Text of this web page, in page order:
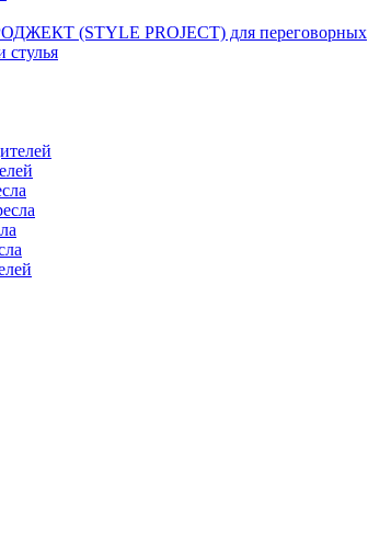
(STYLE PROJECT) для переговорных
стулья